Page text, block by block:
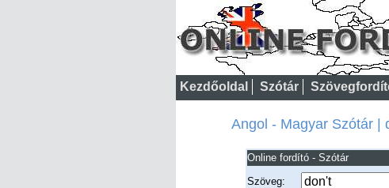
Kezdőoldal Szótár
Angol - Magyar Szótár |
Online fordító - Szótár
Szöveg: